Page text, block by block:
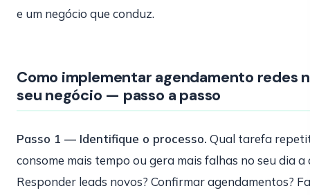
e um negócio que conduz.
Como implementar agendamento redes
seu negócio — passo a passo
Passo 1 — Identifique o processo. Qual tarefa
consome mais tempo ou gera mais falhas no seu dia a
Responder leads novos? Confirmar agendamentos?